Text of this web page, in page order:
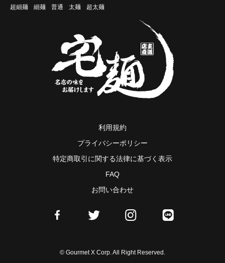
超細麺
細麺 普通 太麺 超太麺
利用規約
プライバシーポリシー
特定商取引に関する法律に基づく表示
FAQ
お問い合わせ
© Gourmet X Corp. All Right Reserved.